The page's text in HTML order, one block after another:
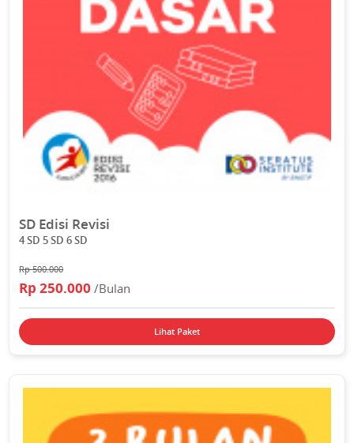
SD Edisi Revisi
4 SD 5 SD 6 SD
Rp 500.000
Rp 250.000/Bulan
Lihat Paket